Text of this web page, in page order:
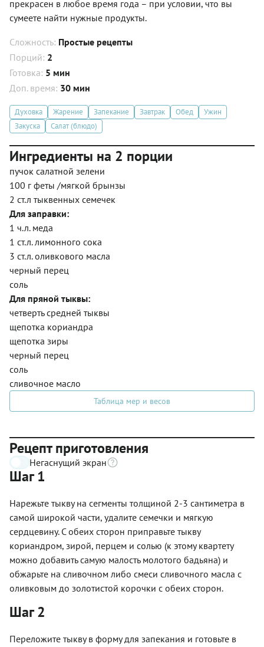
прекрасен в любое время года – при условии, что вы
сумеете найти нужные продукты.
Сложность: Простые рецепты
Порций: 2
Готовка: 5 мин
Доп. время: 30 мин
Духовка Жарение Запекание Завтрак Обед
Ужин
Закуска
Салат (блюдо)
Ингредиенты на 2 порции
пучок салатной зелени
100 г феты /мягкой брынзы
2 ст.л тыквенных семечек
Для заправки:
1 ч.л. меда
1 ст.л. лимонного сока
3 ст.л. оливкового масла
черный перец
соль
Для пряной тыквы:
четверть средней тыквы
щепотка кориандра
щепотка зиры
черный перец
соль
сливочное масло
Таблица мер и весов
Рецепт приготовления
Негаснущий экран
Шаг 1
Нарежьте тыкву на сегменты толщиной 2-3 сантиметра в
самой широкой части, удалите семечки и мягкую
сердцевину. С обеих сторон приправьте тыкву
кориандром, зирой, перцем и солью (к этому квартету
можно добавить самую малость молотого бадьяна) и
обжарьте на сливочном либо смеси сливочного масла с
оливковым до золотистой корочки с обеих сторон.
Шаг 2
Переложите тыкву в форму для запекания и готовьте в